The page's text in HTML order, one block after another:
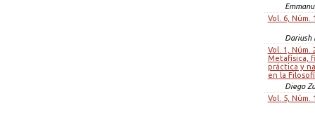
Vol. 6, Núm.
Dariush
Vol. 1, Núm.
Metafísica,
práctica y
en la
Diego
Vol. 5, Núm.